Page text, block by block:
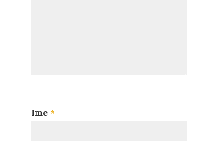
Ime *